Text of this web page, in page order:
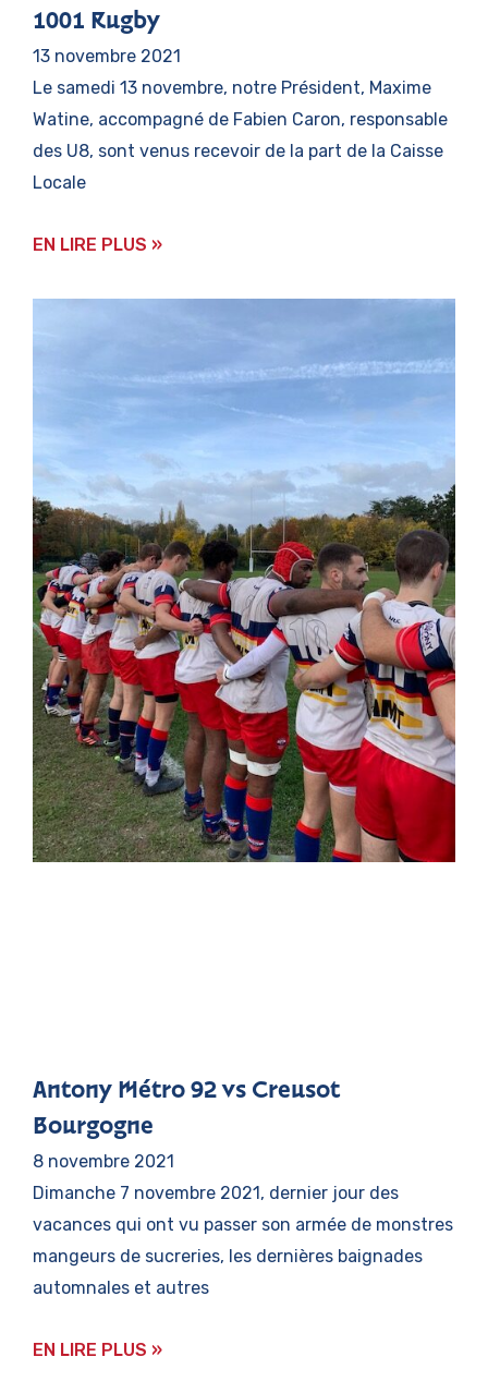
1001 Rugby
13 novembre 2021
Le samedi 13 novembre, notre Président, Maxime
Watine, accompagné de Fabien Caron, responsable
des U8, sont venus recevoir de la part de la Caisse
Locale
EN LIRE PLUS »
Antony Métro 92 vs Creusot
Bourgogne
8 novembre 2021
Dimanche 7 novembre 2021, dernier jour des
vacances qui ont vu passer son armée de monstres
mangeurs de sucreries, les dernières baignades
automnales et autres
EN LIRE PLUS »